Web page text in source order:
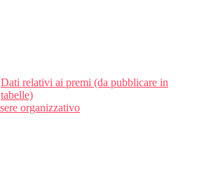
Dati relativi ai premi (da pubblicare in
tabelle)
organizzativo